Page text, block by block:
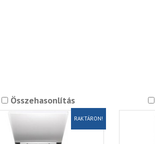
Összehasonlítás
RAKTÁRON!